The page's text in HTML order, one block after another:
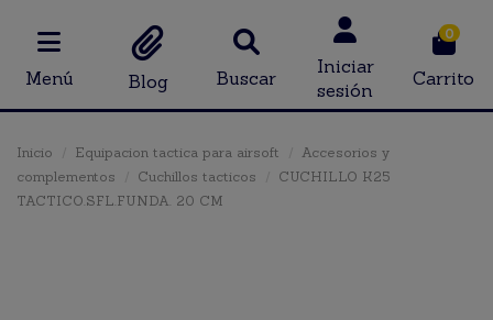
Menú Blog Buscar
Iniciar
sesión
0
Carrito
Inicio Equipacion tactica para airsoft
Accesorios y
complementos
Cuchillos tacticos
CUCHILLO K25
TACTICO.SFL.FUNDA. 20 CM